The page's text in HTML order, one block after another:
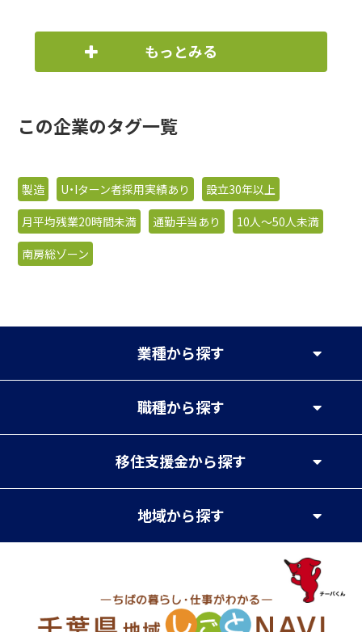
もっとみる
この企業のタグ一覧
製造 U・Iターン者採用実績あり
設立30年以上
月平均残業20時間未満
通勤手当あり
10人〜50人未満
南房総ゾーン
業種から探す
職種から探す
移住支援金から探す
地域から探す